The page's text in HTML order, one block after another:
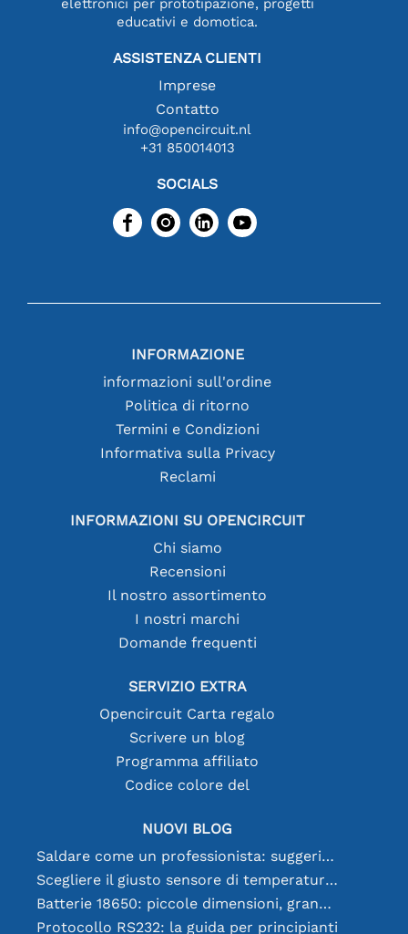
educativi e domotica.
ASSISTENZA CLIENTI
Imprese
Contatto
info@opencircuit.nl
+31 850014013
SOCIALS
INFORMAZIONE
informazioni sull'ordine
Politica di ritorno
Termini e Condizioni
Informativa sulla Privacy
Reclami
INFORMAZIONI SU OPENCIRCUIT
Chi siamo
Recensioni
Il nostro assortimento
I nostri marchi
Domande frequenti
SERVIZIO EXTRA
Opencircuit Carta regalo
Scrivere un blog
Programma affiliato
Codice colore del
NUOVI BLOG
Saldare come un professionista: suggerimenti per connessioni elettroniche perfette
Scegliere il giusto sensore di temperatura [youtube]
Batterie 18650: piccole dimensioni, grandi prestazioni
Protocollo RS232: la guida per principianti